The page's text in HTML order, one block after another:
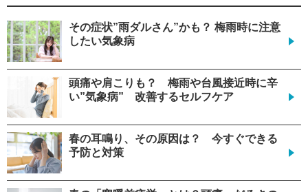
その症状”雨ダルさん”かも？ 梅雨時に注意
したい気象病
頭痛や肩こりも？ 梅雨や台風接近時に辛
い”気象病” 改善するセルフケア
春の耳鳴り、その原因は？ 今すぐできる
予防と対策